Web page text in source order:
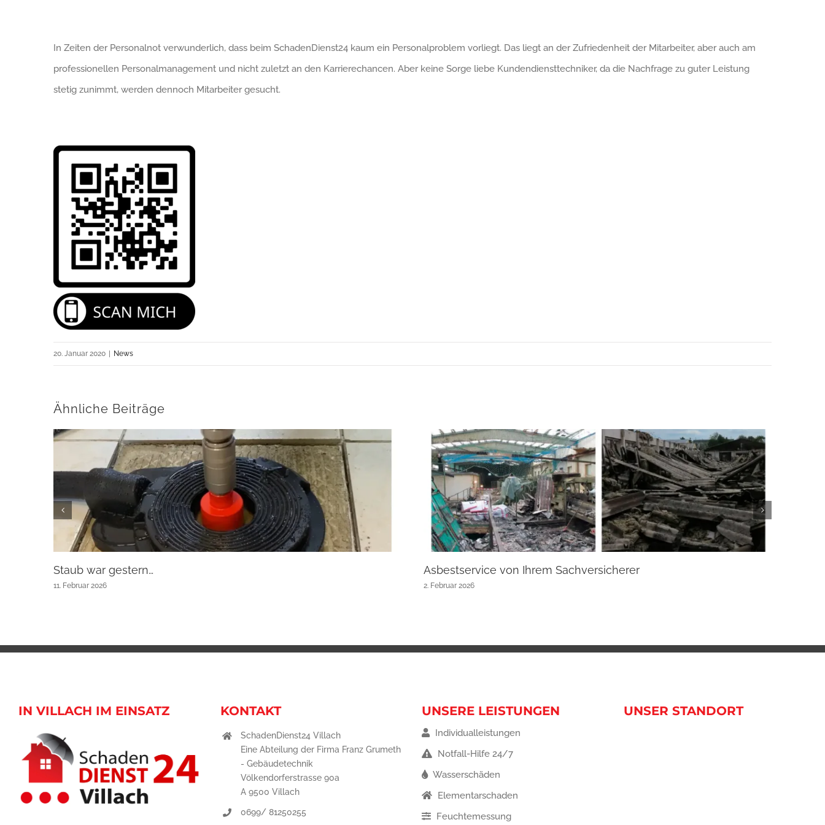
In Zeiten der Personalnot verwunderlich, dass beim SchadenDienst24 kaum ein Personalproblem vorliegt. Das liegt an der Zufriedenheit der Mitarbeiter, aber auch am
professionellen Personalmanagement und nicht zuletzt an den Karrierechancen. Aber keine Sorge liebe Kundendiensttechniker, da die Nachfrage zu guter Leistung
stetig zunimmt, werden dennoch Mitarbeiter gesucht.
20. Januar 2020 News
Ähnliche Beiträge
Staub war gestern…
11. Februar 2026
Asbestservice von Ihrem Sachversicherer
2. Februar 2026
IN VILLACH IM EINSATZ KONTAKT
SchadenDienst24 Villach
Eine Abteilung der Firma Franz Grumeth
- Gebäudetechnik
Völkendorferstrasse 90a
A 9500 Villach
0699/ 81250255
UNSERE LEISTUNGEN
Individualleistungen
Notfall-Hilfe 24/7
Wasserschäden
Elementarschaden
Feuchtemessung
UNSER STANDORT